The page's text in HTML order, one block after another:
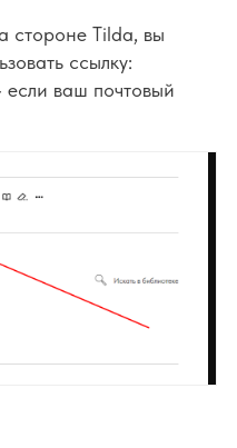
стороне Tilda, вы
ссылку:
ваш почтовый